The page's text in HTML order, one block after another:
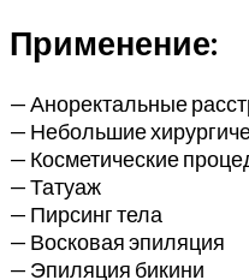
Применение:
— Аноректальные
— Небольшие
— Косметические
— Татуаж
— Пирсинг тела
— Восковая эпиляция
— Эпиляция бикини